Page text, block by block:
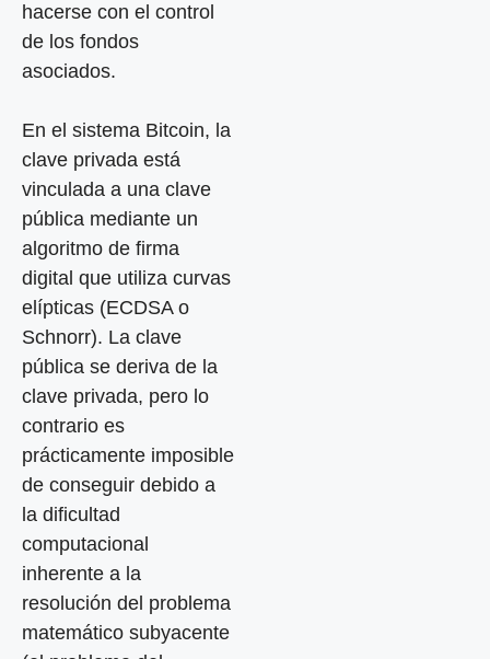
hacerse con el control
de los fondos
asociados.
En el sistema Bitcoin, la
clave privada está
vinculada a una clave
pública mediante un
algoritmo de firma
digital que utiliza curvas
elípticas (ECDSA o
Schnorr). La clave
pública se deriva de la
clave privada, pero lo
contrario es
prácticamente imposible
de conseguir debido a
la dificultad
computacional
inherente a la
resolución del problema
matemático subyacente